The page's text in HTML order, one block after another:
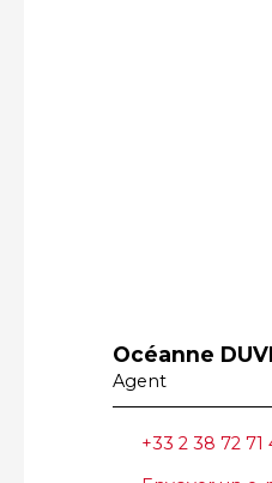
Océanne
Agent
+33 2 38 72 71